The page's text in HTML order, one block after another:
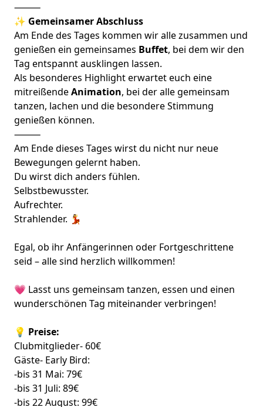
⸻
✨ Gemeinsamer Abschluss
Am Ende des Tages kommen wir alle zusammen und
genießen ein gemeinsames Buffet, bei dem wir den
Tag entspannt ausklingen lassen.
Als besonderes Highlight erwartet euch eine
mitreißendeAnimation, bei der alle gemeinsam
tanzen, lachen und die besondere Stimmung
genießen können.
⸻
Am Ende dieses Tages wirst du nicht nur neue
Bewegungen gelernt haben.
Du wirst dich anders fühlen.
Selbstbewusster.
Aufrechter.
Strahlender. 💃
Egal, ob ihr Anfängerinnen oder Fortgeschrittene
seid – alle sind herzlich willkommen!
💗 Lasst uns gemeinsam tanzen, essen und einen
wunderschönen Tag miteinander verbringen!
💡 Preise:
Clubmitglieder- 60€
Gäste- Early Bird:
-bis 31 Mai: 79€
-bis 31 Juli: 89€
-bis 22 August: 99€